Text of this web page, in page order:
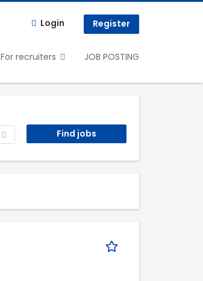
Login Register
For recruiters JOB POSTING